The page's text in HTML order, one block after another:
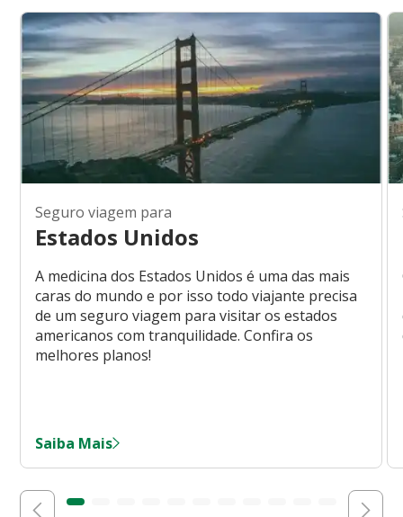
Seguro viagem para
Estados Unidos
A medicina dos Estados Unidos é uma das mais
caras do mundo e por isso todo viajante precisa
de um seguro viagem para visitar os estados
americanos com tranquilidade. Confira os
melhores planos!
Saiba Mais